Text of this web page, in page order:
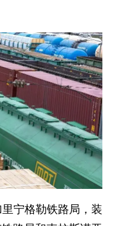
宁格勒铁路局，装